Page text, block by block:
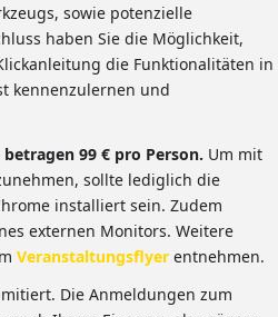
sowie potenzielle
haben Sie die Möglichkeit,
die Funktionalitäten in
kennenzulernen und
99 € pro Person. Um mit
sollte lediglich die
installiert sein. Zudem
externen Monitors. Weitere
Veranstaltungsflyer entnehmen.
Die Anmeldungen zum